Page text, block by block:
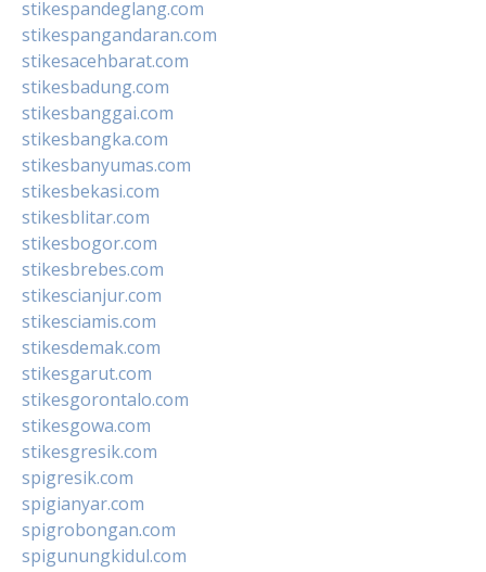
stikespandeglang.com
stikespangandaran.com
stikesacehbarat.com
stikesbadung.com
stikesbanggai.com
stikesbangka.com
stikesbanyumas.com
stikesbekasi.com
stikesblitar.com
stikesbogor.com
stikesbrebes.com
stikescianjur.com
stikesciamis.com
stikesdemak.com
stikesgarut.com
stikesgorontalo.com
stikesgowa.com
stikesgresik.com
spigresik.com
spigianyar.com
spigrobongan.com
spigunungkidul.com